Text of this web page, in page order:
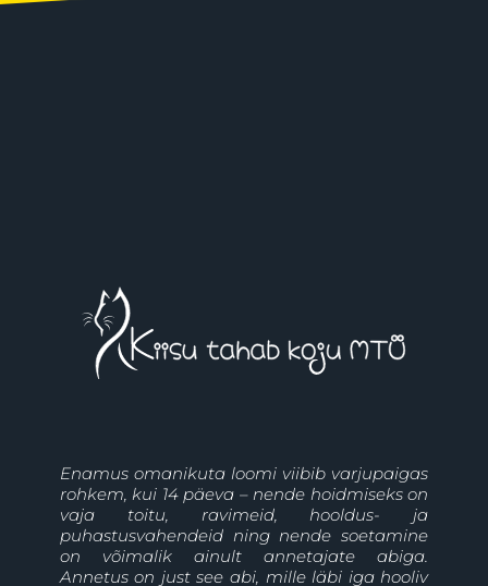
Enamus omanikuta loomi viibib varjupaigas
rohkem, kui 14 päeva – nende hoidmiseks on
vaja toitu, ravimeid, hooldus- ja
puhastusvahendeid ning nende soetamine
on võimalik ainult annetajate abiga.
Annetus on just see abi, mille läbi iga hooliv